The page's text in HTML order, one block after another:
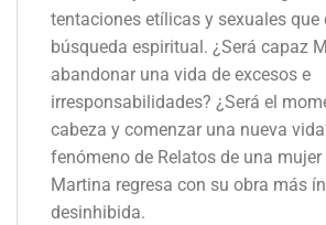
tentaciones etílicas y sexuales que
búsqueda espiritual. ¿Será capaz
abandonar una vida de excesos e
irresponsabilidades? ¿Será el
cabeza y comenzar una nueva
fenómeno de Relatos de una mujer
Martina regresa con su obra más
desinhibida.